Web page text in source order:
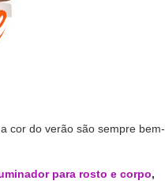
cor do verão são sempre bem-
para rosto e corpo,